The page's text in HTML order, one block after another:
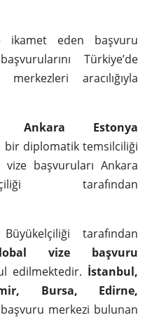
ikamet eden başvuru
Türkiye’de
aracılığıyla
Ankara Estonya
bir diplomatik temsilciliği
vize başvuruları Ankara
tarafından
tarafından
vize başvuru
edilmektedir. İstanbul,
Bursa, Edirne,
başvuru merkezi bulunan